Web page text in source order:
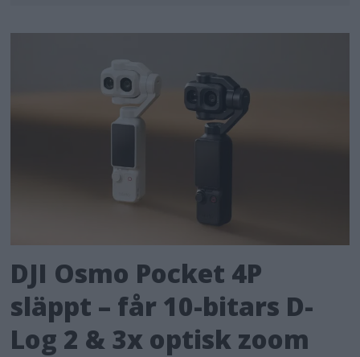
DJI Osmo Pocket 4P
släppt – får 10-bitars D-
Log 2 & 3x optisk zoom